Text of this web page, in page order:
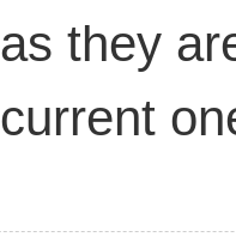
as they
current